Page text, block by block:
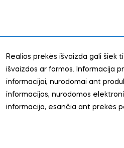
Realios prekės išvaizda gali šiek
išvaizdos ar formos. Informacija
informacijai, nurodomai ant
informacijos, nurodomos
informacija, esančia ant prekės